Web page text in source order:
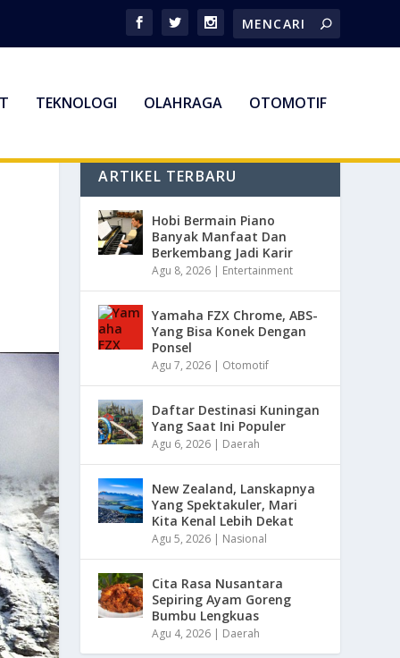
TEKNOLOGI OLAHRAGA OTOMOTIF
ARTIKEL TERBARU
Hobi Bermain Piano
Banyak Manfaat Dan
Berkembang Jadi Karir
Agu 8, 2026 | Entertainment
Yamaha FZX Chrome, ABS-
Yang Bisa Konek Dengan
Ponsel
Agu 7, 2026 | Otomotif
Daftar Destinasi Kuningan
Yang Saat Ini Populer
Agu 6, 2026 | Daerah
New Zealand, Lanskapnya
Yang Spektakuler, Mari
Kita Kenal Lebih Dekat
Agu 5, 2026 | Nasional
Cita Rasa Nusantara
Sepiring Ayam Goreng
Bumbu Lengkuas
Agu 4, 2026 | Daerah